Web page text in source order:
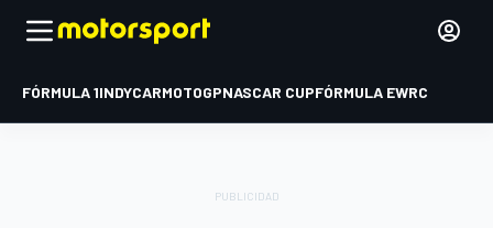
FÓRMULA 1INDYCARMOTOGPNASCAR CUPFÓRMULA EWRC